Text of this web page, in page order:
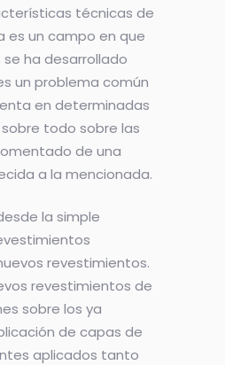
técnicas de
es un campo en que
ha desarrollado
un problema común
en determinadas
todo sobre las
de una
a la mencionada.
la simple
revestimientos.
revestimientos de
sobre los ya
de capas de
aplicados tanto